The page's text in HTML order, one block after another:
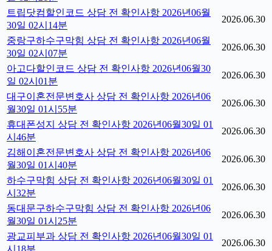
트립닷컴할인코드 상담 전 확인사항 2026년06월
30일 02시14분
2026.06.30
중랑구하수구막힘 상담 전 확인사항 2026년06월
30일 02시07분
2026.06.30
아고다할인코드 상담 전 확인사항 2026년06월30
일 02시01분
2026.06.30
대구이혼전문변호사 상담 전 확인사항 2026년06
월30일 01시55분
2026.06.30
휴대폰성지 상담 전 확인사항 2026년06월30일 01
시46분
2026.06.30
김해이혼전문변호사 상담 전 확인사항 2026년06
월30일 01시40분
2026.06.30
하수구막힘 상담 전 확인사항 2026년06월30일 01
시32분
2026.06.30
동대문구하수구막힘 상담 전 확인사항 2026년06
월30일 01시25분
2026.06.30
광교피부과 상담 전 확인사항 2026년06월30일 01
시18분
2026.06.30